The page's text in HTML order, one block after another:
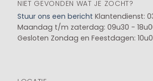
NIET GEVONDEN WAT JE ZOCHT?
Stuur ons een bericht Klantendienst:
Maandag t/m zaterdag: 09u30 -
Gesloten Zondag en Feestdagen: